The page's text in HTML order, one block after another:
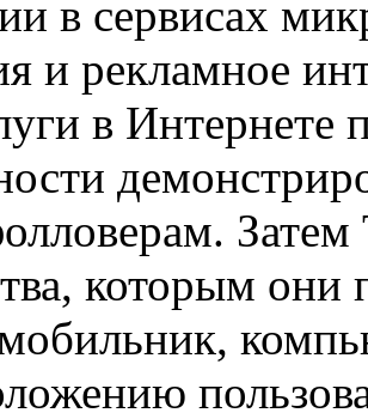
в сервисах
и рекламное
в
Затем
которым они